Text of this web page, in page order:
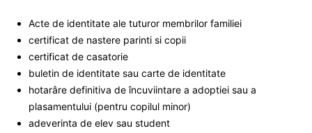
Acte de identitate ale tuturor membrilor familiei
certificat de nastere parinti si copii
certificat de casatorie
buletin de identitate sau carte de identitate
hotarâre definitiva de încuviintare a adoptiei sau a
plasamentului (pentru copilul minor)
adeverinta de elev sau student